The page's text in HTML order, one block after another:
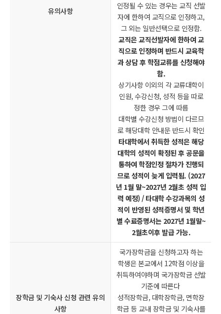
유의사항
인정될 수 있는 경우는 교직 선발
자에 한하여 교직으로 인정하고,
그 외는 일반선택으로 인정함.
교직은 교직선발자에 한하여 교
직으로 인정하며 반드시 교육학
과 상담 후 학점교류를 신청해야
함.
상기사항 이외의 각 교류대학이
인원, 수강신청, 성적 등을 따로
정한 경우 그에 따름
대학별 수강신청 방법이 다르므
로 해당대학 안내문 반드시 확인
타대학에서 취득한 성적은 해당
대학의 성적이 확정된 후 공문을
통하여 학점인정 절차가 진행되
므로 성적이 늦게 입력됨. (2027
년 1월 말~2027년 2월초 성적 입
력 예정) / 타대학 수강과목의 성
적이 반영된 성적증명서 및 학년
별 수료증명서는 2027년 1월말~
2월초이후 발급 가능.
장학금 및 기숙사 신청 관련 유의
사항
국가장학금을 신청하고자 하는
학생은 본교에서 12학점 이상을
취득하여야하며 국가장학금 선발
기준에 따른다
성적장학금, 대학장학금, 면학장
학금 등 교내 장학금 및 기숙사를